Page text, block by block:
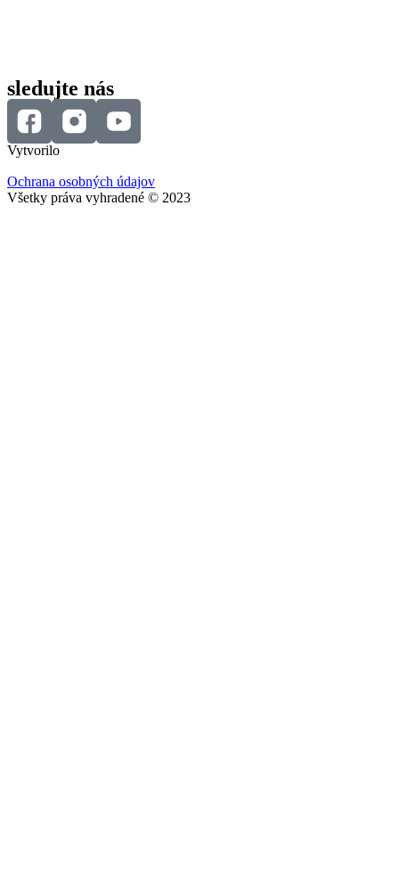
sledujte nás
Vytvorilo
Ochrana osobných údajov
Všetky práva vyhradené © 2023